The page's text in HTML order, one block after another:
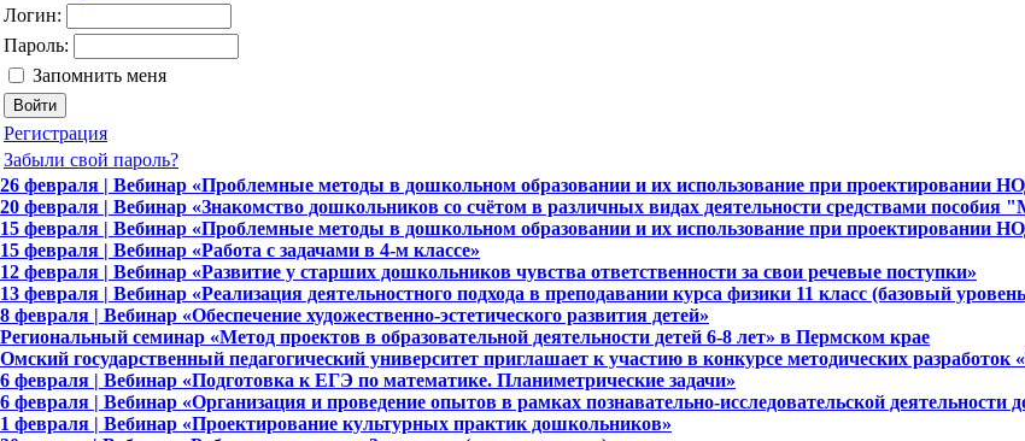
Логин:
Пароль:
Запомнить меня
Регистрация
Забыли свой пароль?
26 февраля | Вебинар «Проблемные методы в дошкольном образовании и их использование при проектировании
20 февраля | Вебинар «Знакомство дошкольников со счётом в различных видах деятельности средствами пособия
15 февраля | Вебинар «Проблемные методы в дошкольном образовании и их использование при проектировании
15 февраля | Вебинар «Работа с задачами в 4-м классе»
12 февраля | Вебинар «Развитие у старших дошкольников чувства ответственности за свои речевые поступки»
13 февраля | Вебинар «Реализация деятельностного подхода в преподавании курса физики 11 класс (базовый
8 февраля | Вебинар «Обеспечение художественно-эстетического развития детей»
Региональный семинар «Метод проектов в образовательной деятельности детей 6-8 лет» в Пермском крае
Омский государственный педагогический университет приглашает к участию в конкурсе методических разработок
6 февраля | Вебинар «Подготовка к ЕГЭ по математике. Планиметрические задачи»
6 февраля | Вебинар «Организация и проведение опытов в рамках познавательно-исследовательской деятельности
1 февраля | Вебинар «Проектирование культурных практик дошкольников»